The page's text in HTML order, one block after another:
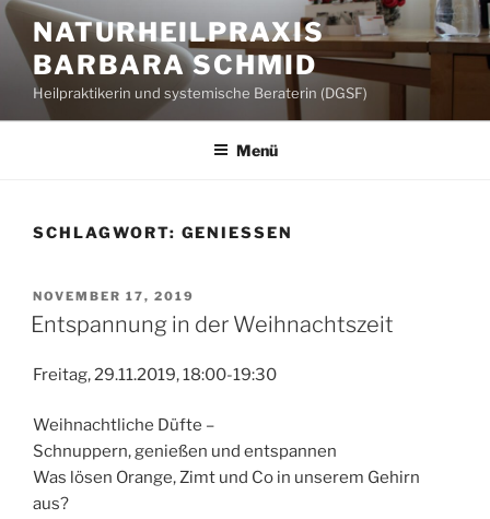
Zum
Inhalt
springen
NATURHEILPRAXIS
BARBARA SCHMID
Heilpraktikerin und systemische Beraterin (DGSF)
Menü
SCHLAGWORT: GENIESSEN
VERÖFFENTLICHT
AM
NOVEMBER 17, 2019
Entspannung in der Weihnachtszeit
Freitag, 29.11.2019, 18:00-19:30
Weihnachtliche Düfte –
Schnuppern, genießen und entspannen
Was lösen Orange, Zimt und Co in unserem Gehirn
aus?